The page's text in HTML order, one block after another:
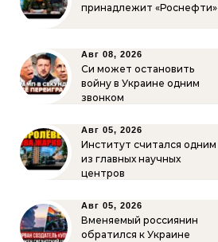
принадлежит «Роснефти»
Авг 08, 2026
Си может остановить
войну в Украине одним
звонком
Авг 05, 2026
Институт считался одним
из главных научных
центров
Авг 05, 2026
Вменяемый россиянин
обратился к Украине